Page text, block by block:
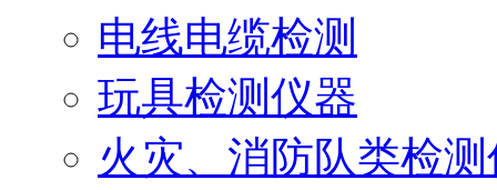
电线电缆检测
玩具检测仪器
火灾、消防队类检